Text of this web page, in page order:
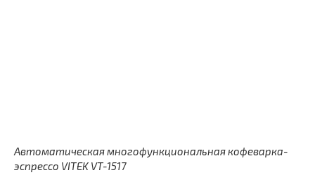
Автоматическая многофункциональная кофеварка-
эспрессо VITEK VT-1517